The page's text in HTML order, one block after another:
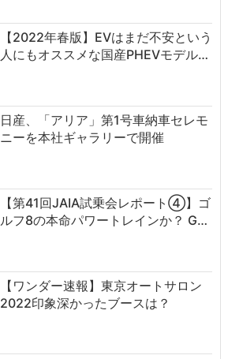
【2022年春版】EVはまだ不安という
人にもオススメな国産PHEVモデル…
日産、「アリア」第1号車納車セレモ
ニーを本社ギャラリーで開催
【第41回JAIA試乗会レポート④】ゴ
ルフ8の本命パワートレインか？ G…
【ワンダー速報】東京オートサロン
2022印象深かったブースは？